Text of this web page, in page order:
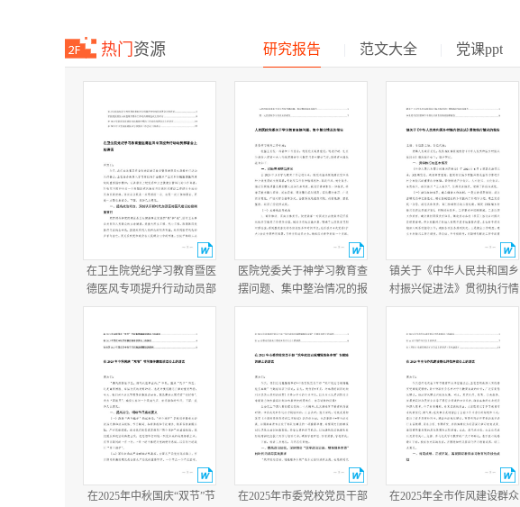
热门 资源 研究报告 范文大全 党课ppt
在卫生院党纪学习教育暨医
德医风专项提升行动动员部
署会上的讲话在医院医德医
署会议上的讲话.docx
医院党委关于神学习教育查
摆问题、集中整治情况的报
告+医院学习教育总结报
镇关于《中华人民共和国乡
村振兴促进法》贯彻执行情
况的报告+乡党委书记任职两
报告.docx
在2025年中秋国庆“双节”节
在2025年市委党校党员干部
在2025年全市作风建设群众